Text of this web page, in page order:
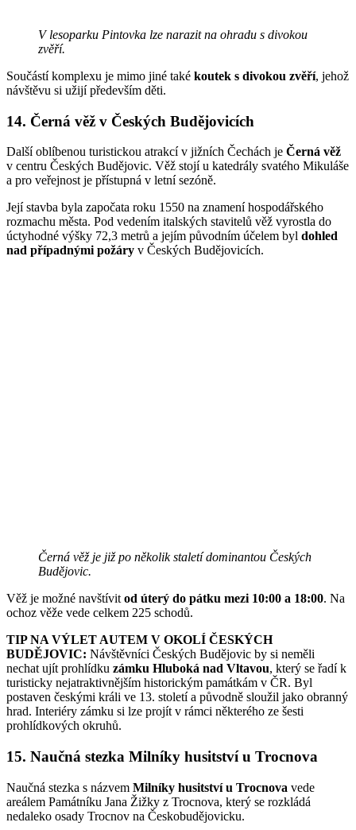
V lesoparku Pintovka lze narazit na ohradu s divokou
zvěří.
Součástí komplexu je mimo jiné také koutek s divokou zvěří, jehož
návštěvu si užijí především děti.
14. Černá věž v Českých Budějovicích
Další oblíbenou turistickou atrakcí v jižních Čechách je Černá věž
v centru Českých Budějovic. Věž stojí u katedrály svatého Mikuláše
a pro veřejnost je přístupná v letní sezóně.
Její stavba byla započata roku 1550 na znamení hospodářského
rozmachu města. Pod vedením italských stavitelů věž vyrostla do
úctyhodné výšky 72,3 metrů a jejím původním účelem byl dohled
nad případnými požáry v Českých Budějovicích.
Černá věž je již po několik staletí dominantou Českých
Budějovic.
Věž je možné navštívit od úterý do pátku mezi 10:00 a 18:00. Na
ochoz věže vede celkem 225 schodů.
TIP NA VÝLET AUTEM V OKOLÍ ČESKÝCH
BUDĚJOVIC: Návštěvníci Českých Budějovic by si neměli
nechat ujít prohlídku zámku Hluboká nad Vltavou, který se řadí k
turisticky nejatraktivnějším historickým památkám v ČR. Byl
postaven českými králi ve 13. století a původně sloužil jako obranný
hrad. Interiéry zámku si lze projít v rámci některého ze šesti
prohlídkových okruhů.
15. Naučná stezka Milníky husitství u Trocnova
Naučná stezka s názvem Milníky husitství u Trocnova vede
areálem Památníku Jana Žižky z Trocnova, který se rozkládá
nedaleko osady Trocnov na Českobudějovicku.